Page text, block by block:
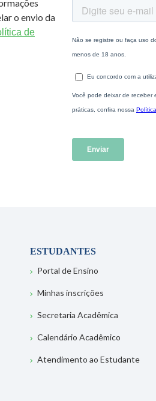
o envio da
de
ESTUDANTES
Portal de Ensino
Minhas inscrições
Secretaria Acadêmica
Calendário Acadêmico
Atendimento ao Estudante